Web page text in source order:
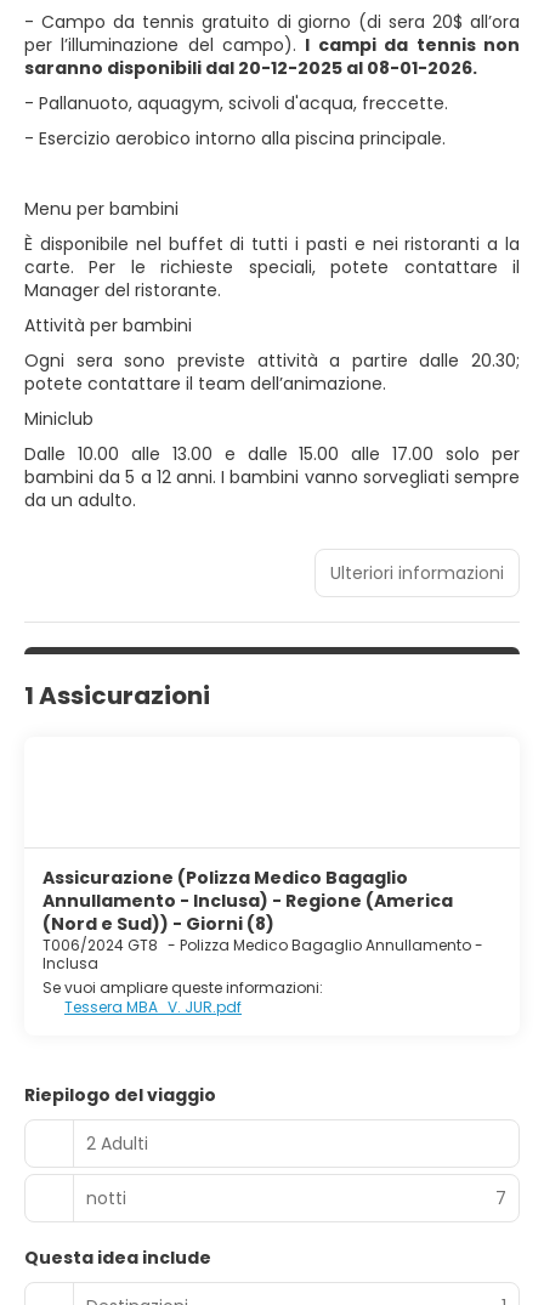
- Campo da tennis gratuito di giorno (di sera 20$ all’ora
per l’illuminazione del campo). I campi da tennis non
saranno disponibili dal 20-12-2025 al 08-01-2026.
- Pallanuoto, aquagym, scivoli d'acqua, freccette.
- Esercizio aerobico intorno alla piscina principale.
Menu per bambini
È disponibile nel buffet di tutti i pasti e nei ristoranti a la
carte. Per le richieste speciali, potete contattare il
Manager del ristorante.
Attività per bambini
Ogni sera sono previste attività a partire dalle 20.30;
potete contattare il team dell’animazione.
Miniclub
Dalle 10.00 alle 13.00 e dalle 15.00 alle 17.00 solo per
bambini da 5 a 12 anni. I bambini vanno sorvegliati sempre
da un adulto.
Ulteriori informazioni
1 Assicurazioni
Assicurazione (Polizza Medico Bagaglio
Annullamento - Inclusa) - Regione (America
(Nord e Sud)) - Giorni (8)
T006/2024 GT8 - Polizza Medico Bagaglio Annullamento -
Inclusa
Se vuoi ampliare queste informazioni:
Tessera MBA_V. JUR.pdf
Riepilogo del viaggio
2 Adulti
notti 7
Questa idea include